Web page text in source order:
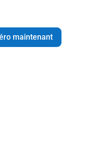
maintenant